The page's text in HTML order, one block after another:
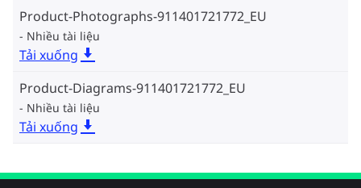
Product-Photographs-911401721772_EU
Nhiều tài liệu
Tải xuống
Product-Diagrams-911401721772_EU
Nhiều tài liệu
Tải xuống